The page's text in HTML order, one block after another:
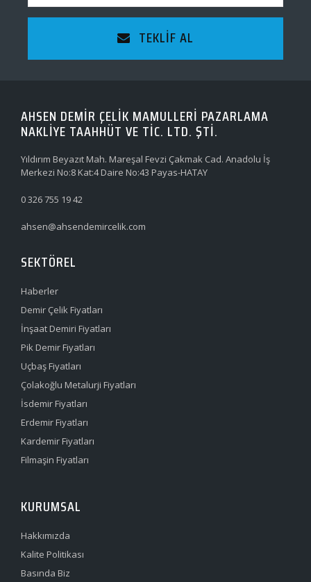
TEKLIF AL
AHSEN DEMİR ÇELİK MAMULLERİ PAZARLAMA
NAKLİYE TAAHHÜT VE TİC. LTD. ŞTİ.
Yıldırım Beyazıt Mah. Mareşal Fevzi Çakmak Cad. Anadolu İş
Merkezi No:8 Kat:4 Daire No:43 Payas-HATAY
0 326 755 19 42
ahsen@ahsendemircelik.com
SEKTÖREL
Haberler
Demir Çelik Fiyatları
İnşaat Demiri Fiyatları
Pik Demir Fiyatları
Uçbaş Fiyatları
Çolakoğlu Metalurji Fiyatları
İsdemir Fiyatları
Erdemir Fiyatları
Kardemir Fiyatları
Filmaşin Fiyatları
KURUMSAL
Hakkımızda
Kalite Politikası
Basında Biz